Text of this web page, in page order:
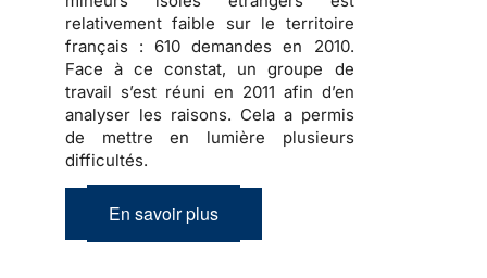
relativement faible sur le territoire
français : 610 demandes en 2010.
Face à ce constat, un groupe de
travail s’est réuni en 2011 afin d’en
analyser les raisons. Cela a permis
de mettre en lumière plusieurs
difficultés.
En savoir plus